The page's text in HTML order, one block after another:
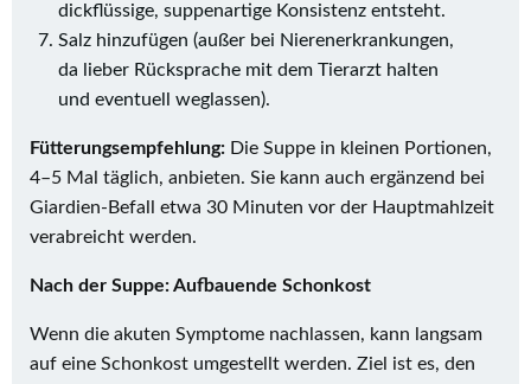
dickflüssige, suppenartige Konsistenz entsteht.
Salz hinzufügen (außer bei Nierenerkrankungen,
da lieber Rücksprache mit dem Tierarzt halten
und eventuell weglassen).
Fütterungsempfehlung: Die Suppe in kleinen Portionen,
4–5 Mal täglich, anbieten. Sie kann auch ergänzend bei
Giardien-Befall etwa 30 Minuten vor der Hauptmahlzeit
verabreicht werden.
Nach der Suppe: Aufbauende Schonkost
Wenn die akuten Symptome nachlassen, kann langsam
auf eine Schonkost umgestellt werden. Ziel ist es, den